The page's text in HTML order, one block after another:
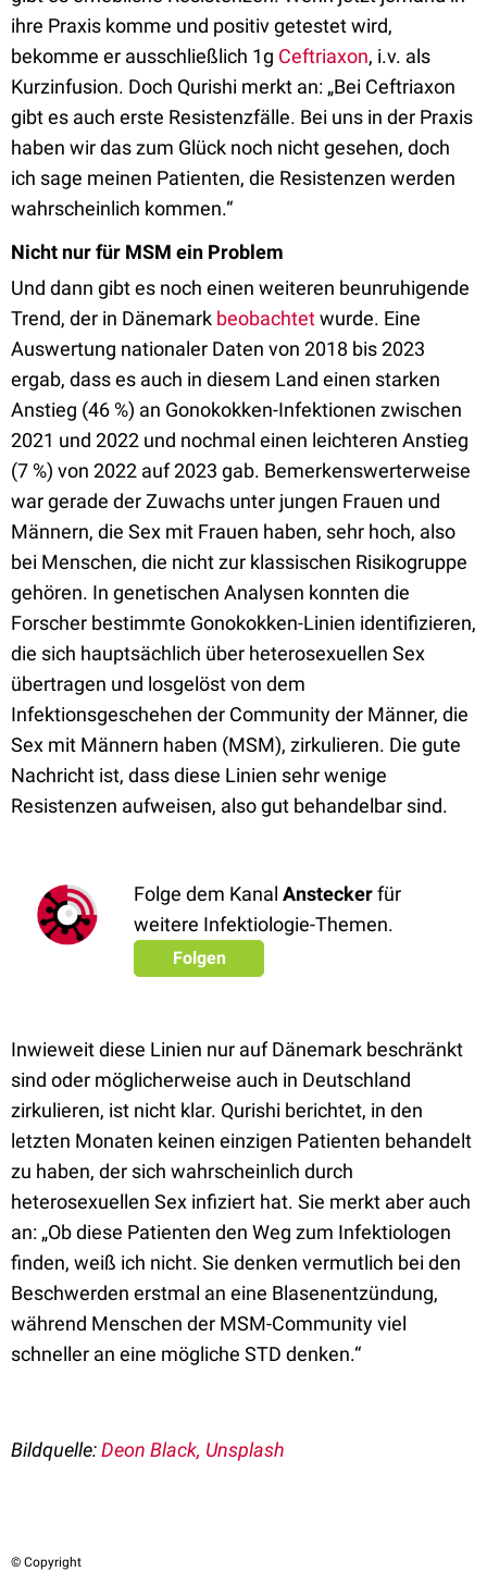
ihre Praxis komme und positiv getestet wird,
bekomme er ausschließlich 1g Ceftriaxon, i.v. als
Kurzinfusion. Doch Qurishi merkt an: „Bei Ceftriaxon
gibt es auch erste Resistenzfälle. Bei uns in der Praxis
haben wir das zum Glück noch nicht gesehen, doch
ich sage meinen Patienten, die Resistenzen werden
wahrscheinlich kommen.“
Nicht nur für MSM ein Problem
Und dann gibt es noch einen weiteren beunruhigende
Trend, der in Dänemark beobachtetwurde. Eine
Auswertung nationaler Daten von 2018 bis 2023
ergab, dass es auch in diesem Land einen starken
Anstieg (46 %) an Gonokokken-Infektionen zwischen
2021 und 2022 und nochmal einen leichteren Anstieg
(7 %) von 2022 auf 2023 gab. Bemerkenswerterweise
war gerade der Zuwachs unter jungen Frauen und
Männern, die Sex mit Frauen haben, sehr hoch, also
bei Menschen, die nicht zur klassischen Risikogruppe
gehören. In genetischen Analysen konnten die
Forscher bestimmte Gonokokken-Linien identifizieren,
die sich hauptsächlich über heterosexuellen Sex
übertragen und losgelöst von dem
Infektionsgeschehen der Community der Männer, die
Sex mit Männern haben (MSM), zirkulieren. Die gute
Nachricht ist, dass diese Linien sehr wenige
Resistenzen aufweisen, also gut behandelbar sind.
Folge dem Kanal Ansteckerfür
weitere Infektiologie-Themen.
Folgen
Inwieweit diese Linien nur auf Dänemark beschränkt
sind oder möglicherweise auch in Deutschland
zirkulieren, ist nicht klar. Qurishi berichtet, in den
letzten Monaten keinen einzigen Patienten behandelt
zu haben, der sich wahrscheinlich durch
heterosexuellen Sex infiziert hat. Sie merkt aber auch
an: „Ob diese Patienten den Weg zum Infektiologen
finden, weiß ich nicht. Sie denken vermutlich bei den
Beschwerden erstmal an eine Blasenentzündung,
während Menschen der MSM-Community viel
schneller an eine mögliche STD denken.“
Bildquelle:Deon Black, Unsplash
© Copyright